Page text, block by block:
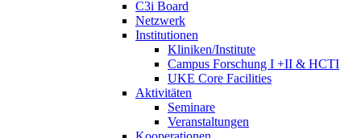
C3i Board
Netzwerk
Institutionen
Kliniken/Institute
Campus Forschung I +II & HCTI
UKE Core Facilities
Aktivitäten
Seminare
Veranstaltungen